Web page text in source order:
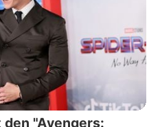
"Avengers: